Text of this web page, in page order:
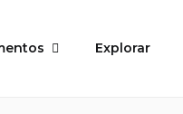
Explorar